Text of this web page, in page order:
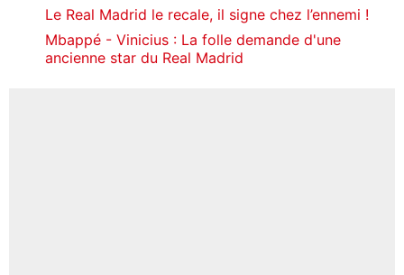
Le Real Madrid le recale, il signe chez l’ennemi !
Mbappé - Vinicius : La folle demande d'une
ancienne star du Real Madrid